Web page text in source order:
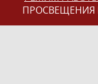
ПРОСВЕЩЕНИЯ